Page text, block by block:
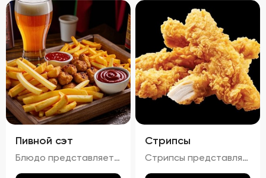
Пивной сэт
Блюдо представляет собой гармоничный набор закусок к пиву, включающий картофель фри, картофельные дольки, куриные наггетсы и сырные палочки. Все продукты имеют равномерную золотистую корочку без признаков пережарки. Вкус и аромат блюд натуральные, без посторонних привкусов и запахов. Картофель и гренки умеренно посолены, а наггетсы и сырные палочки остаются сочными внутри. Консистенция картофеля фри и долек мягкая внутри и хрустящая снаружи, наггетсы и сырные палочки – нежные и сочные внутри, с хрустящей корочкой.
Стрипсы
Стрипсы представляют собой кусочки куриного филе, обжаренные до золотистой корочки. Внешне они выглядят аппетитно, с равномерной золотистой окраской, без признаков пережарки. Вкус мяса насыщенный, сочный и ароматный, без каких-либо посторонних привкусов и запахов. Консистенция стрипсов идеальна: внутри мясо остается мягким и нежным, а снаружи образуется приятная хрустящая корочка. Это блюдо отлично сочетается с различными соусами и гарнирами, добавляя пикантности любому столу.